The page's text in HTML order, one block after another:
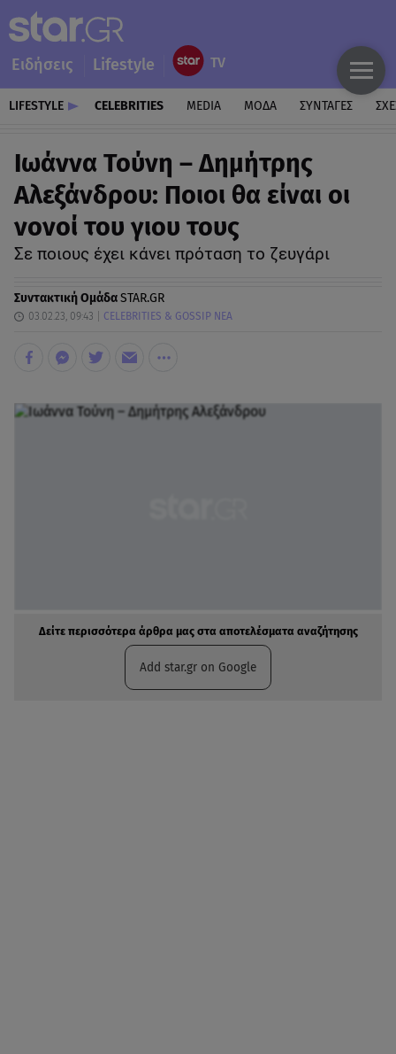
Ειδήσεις Lifestyle
LIFESTYLE CELEBRITIES MEDIA ΜΟΔΑ ΣΥΝΤΑΓΕΣ
Ιωάννα Τούνη – Δημήτρης
Αλεξάνδρου: Ποιοι θα είναι οι
νονοί του γιου τους
Σε ποιους έχει κάνει πρόταση το ζευγάρι
Συντακτική ΟμάδαSTAR.GR
03.02.23, 09:43 CELEBRITIES & GOSSIP ΝΕΑ
Δείτε περισσότερα άρθρα μας στα αποτελέσματα αναζήτησης
Add star.gr on Google